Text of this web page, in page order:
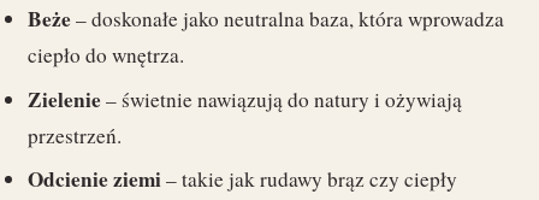
Beże– doskonałe jako neutralna baza, która wprowadza
ciepło do wnętrza.
Zielenie– świetnie nawiązują do natury i ożywiają
przestrzeń.
Odcienie ziemi– takie jak rudawy brąz czy ciepły